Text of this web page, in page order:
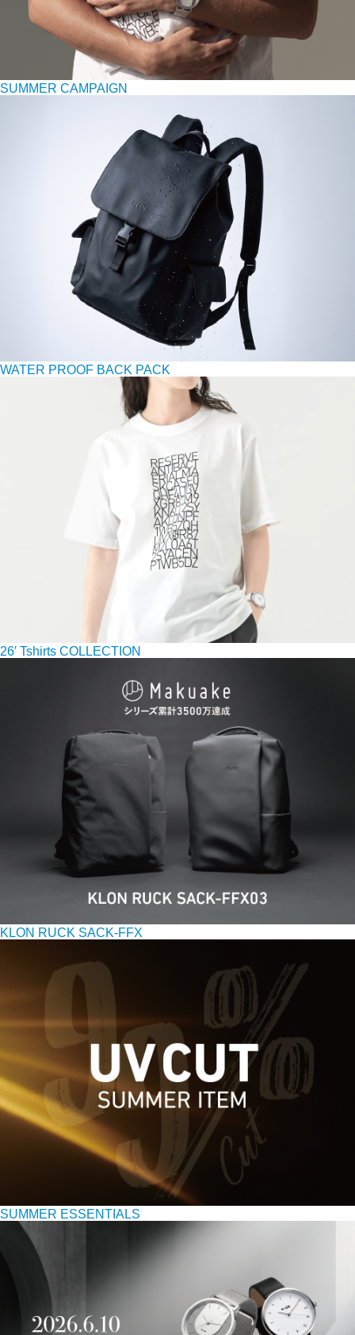
SUMMER CAMPAIGN
WATER PROOF BACK PACK
26′ Tshirts COLLECTION
KLON RUCK SACK-FFX
SUMMER ESSENTIALS